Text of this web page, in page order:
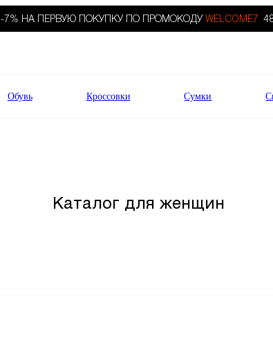
-7% НА ПЕРВУЮ ПОКУПКУ ПО ПРОМОКОДУ WELCOME7.
Обувь Кроссовки Сумки
Каталог для женщин